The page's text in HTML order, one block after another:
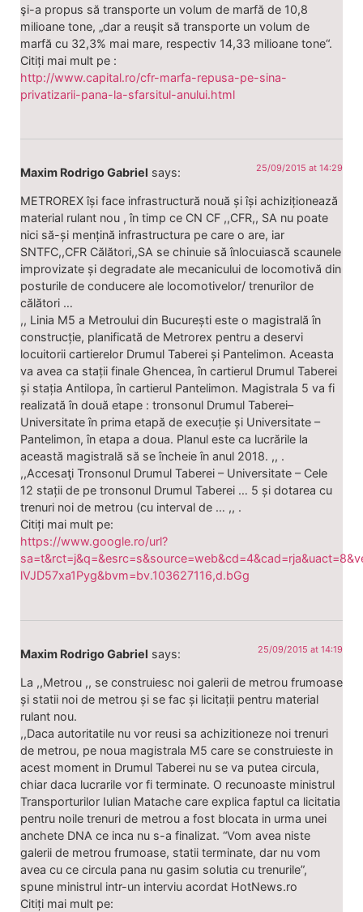
şi-a propus să transporte un volum de marfă de 10,8
milioane tone, „dar a reuşit să transporte un volum de
marfă cu 32,3% mai mare, respectiv 14,33 milioane tone“.
Citiți mai mult pe :
http://www.capital.ro/cfr-marfa-repusa-pe-sina-
privatizarii-pana-la-sfarsitul-anului.html
Maxim Rodrigo Gabriel says: 25/09/2015 at 14:29
METROREX își face infrastructură nouă și își achiziționează
material rulant nou , în timp ce CN CF ,,CFR,, SA nu poate
nici să-și mențină infrastructura pe care o are, iar
SNTFC,,CFR Călători,,SA se chinuie să înlocuiască scaunele
improvizate și degradate ale mecanicului de locomotivă din
posturile de conducere ale locomotivelor/ trenurilor de
călători …
,, Linia M5 a Metroului din București este o magistrală în
construcție, planificată de Metrorex pentru a deservi
locuitorii cartierelor Drumul Taberei și Pantelimon. Aceasta
va avea ca stații finale Ghencea, în cartierul Drumul Taberei
și stația Antilopa, în cartierul Pantelimon. Magistrala 5 va fi
realizată în două etape : tronsonul Drumul Taberei–
Universitate în prima etapă de execuție și Universitate –
Pantelimon, în etapa a doua. Planul este ca lucrările la
această magistrală să se încheie în anul 2018. ,, .
,,Accesaţi Tronsonul Drumul Taberei – Universitate – Cele
12 stații de pe tronsonul Drumul Taberei … 5 și dotarea cu
trenuri noi de metrou (cu interval de … ,, .
Citiți mai mult pe:
https://www.google.ro/url?
lVJD57xa1Pyg&bvm=bv.103627116,d.bGg
Maxim Rodrigo Gabriel says: 25/09/2015 at 14:19
La ,,Metrou ,, se construiesc noi galerii de metrou frumoase
și statii noi de metrou și se fac și licitații pentru material
rulant nou.
,,Daca autoritatile nu vor reusi sa achizitioneze noi trenuri
de metrou, pe noua magistrala M5 care se construieste in
acest moment in Drumul Taberei nu se va putea circula,
chiar daca lucrarile vor fi terminate. O recunoaste ministrul
Transporturilor Iulian Matache care explica faptul ca licitatia
pentru noile trenuri de metrou a fost blocata in urma unei
anchete DNA ce inca nu s-a finalizat. “Vom avea niste
galerii de metrou frumoase, statii terminate, dar nu vom
avea cu ce circula pana nu gasim solutia cu trenurile”,
spune ministrul intr-un interviu acordat HotNews.ro
Citiți mai mult pe: